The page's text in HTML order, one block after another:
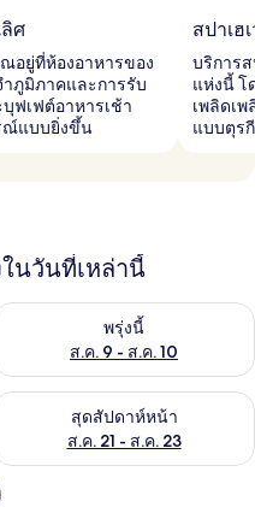
ศ
อยู่ที่ห้องอาหารของ
ภูมิภาคและการรับ
ฟเฟต์อาหารเช้า
ณ์แบบยิ่งขึ้น
สปาเฮ
บริการ
แห่งนี้ โ
เพลิดเ
แบบตุรกี
นวันที่เหล่านี้
.ค. 8 - ส.ค. 9พรุ่งนี้
ส.ค. 9 - ส.ค. 10
วจสอบจำนวนห้องพักว่างใน
าห์นี้ ส.ค. 14 - ส.ค. 16
สุดสัปดาห์หน้า
ส.ค. 21 - ส.ค. 23
รวจสอบจำนวนห้องพักว่างใน